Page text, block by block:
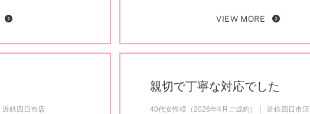
VIEW MORE
近鉄四日市店
親切で丁寧な対応でした
40代女性様（2026年4月ご成約） 近鉄四日市店